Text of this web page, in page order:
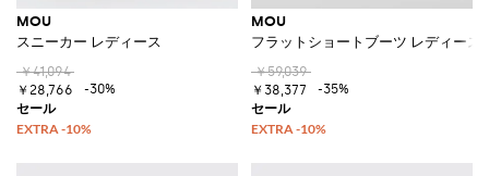
MOU
スニーカー レディース
￥41,094
￥28,766
-30%
MOU
フラットショートブーツ レディース
￥59,039
￥38,377
-35%